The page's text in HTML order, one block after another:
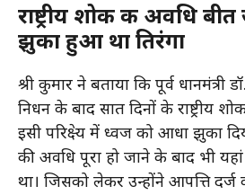
राष्ट्रीय शोक की अवधि
झुका हुआ था तिरंगा
श्री कुमार ने बताया कि पूर्व
निधन के बाद सात दिनों के राष्ट्रीय
इसी परिप्रेक्ष्य में ध्वज को आधा झुका
की अवधि पूरा हो जाने के बाद भी
था। जिसको लेकर उन्होंने आपत्ति